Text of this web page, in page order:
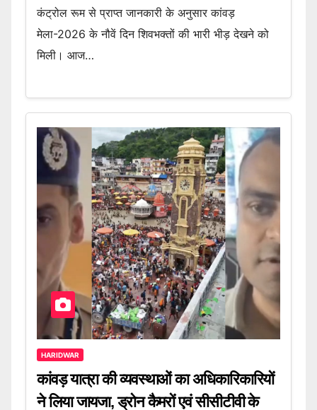
कंट्रोल रूम से प्राप्त जानकारी के अनुसार कांवड़
मेला-2026 के नौवें दिन शिवभक्तों की भारी भीड़ देखने को
मिली। आज…
HARIDWAR
कांवड़ यात्रा की व्यवस्थाओं का अधिकारिकारियों
ने लिया जायजा, ड्रोन कैमरों एवं सीसीटीवी के